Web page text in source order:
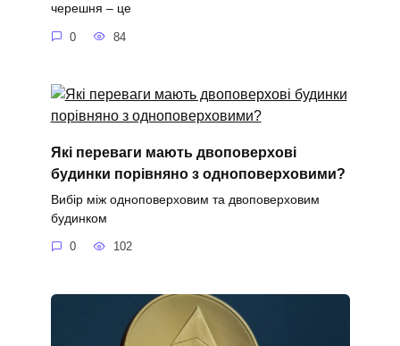
черешня – це
0 84
Які переваги мають двоповерхові
будинки порівняно з одноповерховими?
Вибір між одноповерховим та двоповерховим
будинком
0 102